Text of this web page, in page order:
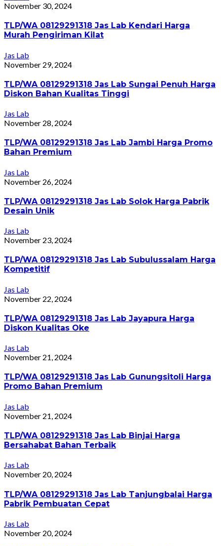
November 30, 2024
TLP/WA 08129291318 Jas Lab Kendari Harga
Murah Pengiriman Kilat
Jas Lab
November 29, 2024
TLP/WA 08129291318 Jas Lab Sungai Penuh Harga
Diskon Bahan Kualitas Tinggi
Jas Lab
November 28, 2024
TLP/WA 08129291318 Jas Lab Jambi Harga Promo
Bahan Premium
Jas Lab
November 26, 2024
TLP/WA 08129291318 Jas Lab Solok Harga Pabrik
Desain Unik
Jas Lab
November 23, 2024
TLP/WA 08129291318 Jas Lab Subulussalam Harga
Kompetitif
Jas Lab
November 22, 2024
TLP/WA 08129291318 Jas Lab Jayapura Harga
Diskon Kualitas Oke
Jas Lab
November 21, 2024
TLP/WA 08129291318 Jas Lab Gunungsitoli Harga
Promo Bahan Premium
Jas Lab
November 21, 2024
TLP/WA 08129291318 Jas Lab Binjai Harga
Bersahabat Bahan Terbaik
Jas Lab
November 20, 2024
TLP/WA 08129291318 Jas Lab Tanjungbalai Harga
Pabrik Pembuatan Cepat
Jas Lab
November 20, 2024